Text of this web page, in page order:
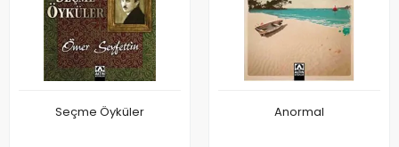
Seçme Öyküler Anormal